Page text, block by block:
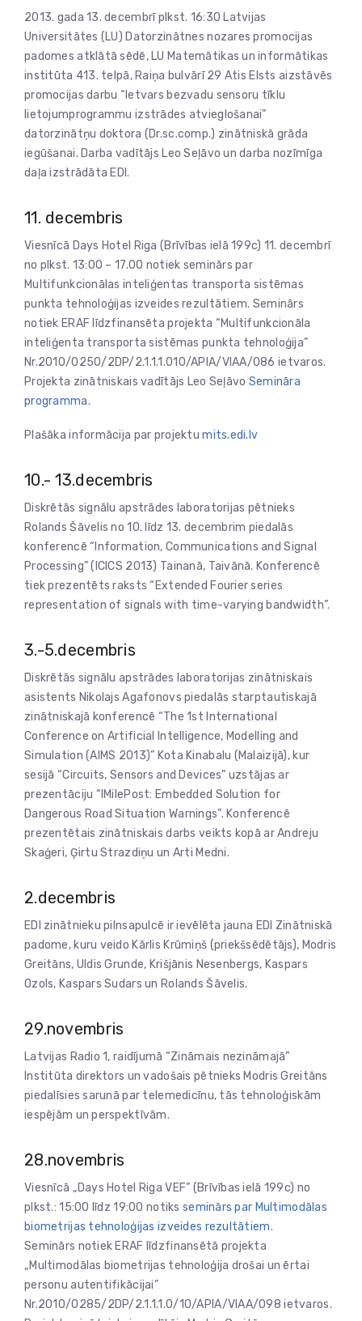
2013. gada 13. decembrī plkst. 16:30 Latvijas
Universitātes (LU) Datorzinātnes nozares promocijas
padomes atklātā sēdē, LU Matemātikas un informātikas
institūta 413. telpā, Raiņa bulvārī 29 Atis Elsts aizstāvēs
promocijas darbu “Ietvars bezvadu sensoru tīklu
lietojumprogrammu izstrādes atvieglošanai”
datorzinātņu doktora (Dr.sc.comp.) zinātniskā grāda
iegūšanai. Darba vadītājs Leo Seļāvo un darba nozīmīga
daļa izstrādāta EDI.
11. decembris
Viesnīcā Days Hotel Riga (Brīvības ielā 199c) 11. decembrī
no plkst. 13:00 – 17.00 notiek seminārs par
Multifunkcionālas inteliģentas transporta sistēmas
punkta tehnoloģijas izveides rezultātiem. Seminārs
notiek ERAF līdzfinansēta projekta “Multifunkcionāla
inteliģenta transporta sistēmas punkta tehnoloģija”
Nr.2010/0250/2DP/2.1.1.1.010/APIA/VIAA/086 ietvaros.
Projekta zinātniskais vadītājs Leo Seļāvo Semināra
programma.
Plašāka informācija par projektumits.edi.lv
10.- 13.decembris
Diskrētās signālu apstrādes laboratorijas pētnieks
Rolands Šāvelis no 10. līdz 13. decembrim piedalās
konferencē “Information, Communications and Signal
Processing” (ICICS 2013) Tainanā, Taivānā. Konferencē
tiek prezentēts raksts “Extended Fourier series
representation of signals with time-varying bandwidth”.
3.-5.decembris
Diskrētās signālu apstrādes laboratorijas zinātniskais
asistents Nikolajs Agafonovs piedalās starptautiskajā
zinātniskajā konferencē “The 1st International
Conference on Artificial Intelligence, Modelling and
Simulation (AIMS 2013)” Kota Kinabalu (Malaizijā), kur
sesijā “Circuits, Sensors and Devices” uzstājas ar
prezentāciju “IMilePost: Embedded Solution for
Dangerous Road Situation Warnings”. Konferencē
prezentētais zinātniskais darbs veikts kopā ar Andreju
Skaģeri, Ģirtu Strazdiņu un Arti Medni.
2.decembris
EDI zinātnieku pilnsapulcē ir ievēlēta jauna EDI Zinātniskā
padome, kuru veido Kārlis Krūmiņš (priekšsēdētājs), Modris
Greitāns, Uldis Grunde, Krišjānis Nesenbergs, Kaspars
Ozols, Kaspars Sudars un Rolands Šāvelis.
29.novembris
Latvijas Radio 1, raidījumā “Zināmais nezināmajā”
Institūta direktors un vadošais pētnieks Modris Greitāns
piedalīsies sarunā par telemedicīnu, tās tehnoloģiskām
iespējām un perspektīvām.
28.novembris
Viesnīcā „Days Hotel Riga VEF” (Brīvības ielā 199c) no
plkst.: 15:00 līdz 19:00 notiks seminārs par Multimodālas
biometrijas tehnoloģijas izveides rezultātiem.
Seminārs notiek ERAF līdzfinansētā projekta
„Multimodālas biometrijas tehnoloģija drošai un ērtai
personu autentifikācijai”
Nr.2010/0285/2DP/2.1.1.1.0/10/APIA/VIAA/098 ietvaros.